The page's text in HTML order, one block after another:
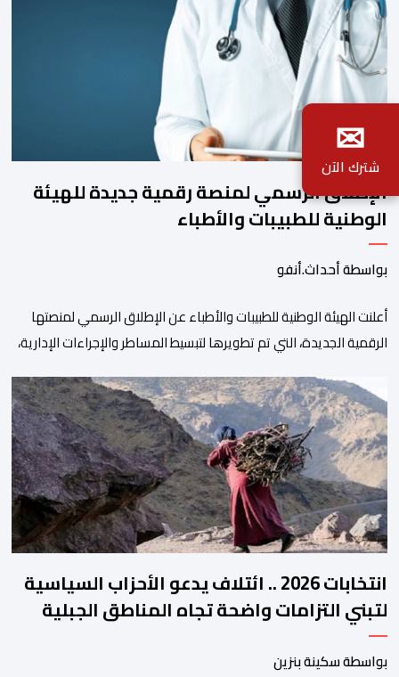
الإطلاق الرسمي لمنصة رقمية جديدة للهيئة
الوطنية للطبيبات والأطباء
بواسطة أحداث.أنفو
أعلنت الهيئة الوطنية للطبيبات والأطباء عن الإطلاق الرسمي لمنصتها
الرقمية الجديدة، التي تم تطويرها لتبسيط المساطر والإجراءات الإدارية،
والمجالس الجهوية للهيئة إلى جانب الهيئة الوطنية. وذكر بلاغ للهيئة أن
هذه المنصة، التي تم إطلاقها في إطار استراتيجيتها الرامية إلى التحديث
والتحول الرقمي، تشكل خطوة مهمة في […]
انتخابات 2026 .. ائتلاف يدعو الأحزاب السياسية
لتبني التزامات واضحة تجاه المناطق الجبلية
بواسطة سكينة بنزين
✉
شترك الآن